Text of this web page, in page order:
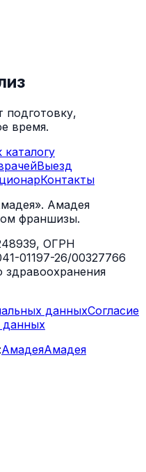
подготовку,
время.
каталогу
Выезд
Контакты
Амадея
франшизы.
ОГРН
01197-26/00327766
здравоохранения
данныхСогласие
данных
АмадеяАмадея